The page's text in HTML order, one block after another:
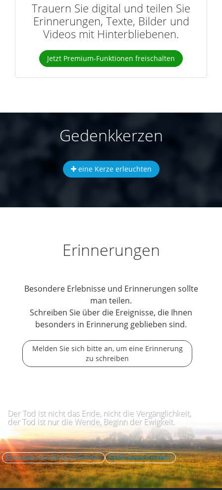
Trauern Sie digital und teilen Sie
Erinnerungen, Texte, Bilder und
Videos mit Hinterbliebenen.
Jetzt Premium-Funktionen freischalten
Gedenkkerzen
eine Kerze erleuchten
Erinnerungen
Besondere Erlebnisse und Erinnerungen sollte
man teilen.
Schreiben Sie über die Ereignisse, die Ihnen
besonders in Erinnerung geblieben sind.
Melden Sie sich bitte an, um eine Erinnerung
zu schreiben
Der Tod ist nicht das Ende, nicht die Vergänglichkeit,
der Tod ist nur die Wende, Beginn der Ewigkeit.
Kontakt zum Verlag aufnehmen Missbrauch melden